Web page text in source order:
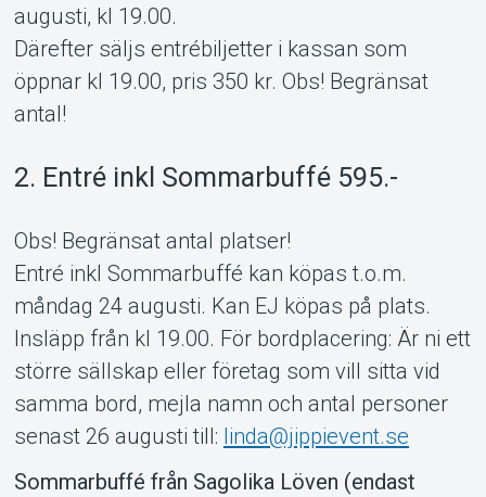
augusti, kl 19.00.
Därefter säljs entrébiljetter i kassan som
öppnar kl 19.00, pris 350 kr. Obs! Begränsat
antal!
2. Entré inkl Sommarbuffé 595.-
Obs! Begränsat antal platser!
Entré inkl Sommarbuffé kan köpas t.o.m.
måndag 24 augusti. Kan EJ köpas på plats.
Insläpp från kl 19.00. För bordplacering: Är ni ett
större sällskap eller företag som vill sitta vid
samma bord, mejla namn och antal personer
senast 26 augusti till: linda@jippievent.se
Sommarbuffé från Sagolika Löven (endast